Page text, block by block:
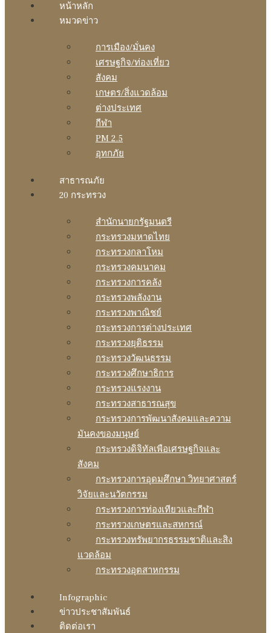
หน้าหลัก
หมวดข่าว
การเมือง/มั่นคง
เศรษฐกิจ/ท่องเที่ยว
สังคม
เกษตร/สิ่งแวดล้อม
ต่างประเทศ
กีฬา
PM 2.5
อุทกภัย
สาธารณภัย
20 กระทรวง
สํานักนายกรัฐมนตรี
กระทรวงมหาดไทย
กระทรวงกลาโหม
กระทรวงคมนาคม
กระทรวงการคลัง
กระทรวงพลังงาน
กระทรวงพาณิชย์
กระทรวงการต่างประเทศ
กระทรวงยุติธรรม
กระทรวงวัฒนธรรม
กระทรวงศึกษาธิการ
กระทรวงแรงงาน
กระทรวงสาธารณสุข
กระทรวงการพัฒนาสังคมและความ
มันคงของมนุษย์
กระทรวงดิจิทัลเพือเศรษฐกิจและ
สังคม
กระทรวงการอุดมศึกษา วิทยาศาสตร์
วิจัยและนวัตกรรม
กระทรวงการท่องเทียวและกีฬา
กระทรวงเกษตรและสหกรณ์
กระทรวงทรัพยากรธรรมชาติและสิง
แวดล้อม
กระทรวงอุตสาหกรรม
Infographic
ข่าวประชาสัมพันธ์
ติดต่อเรา